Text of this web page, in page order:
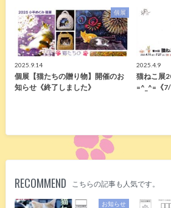
個展
2025.9.14
個展【猫たちの贈り物】開催のお
知らせ《終了しました》
2025.4.9
猫ねこ展
=^_^=《
RECOMMEND こちらの記事も人気です。
お知らせ